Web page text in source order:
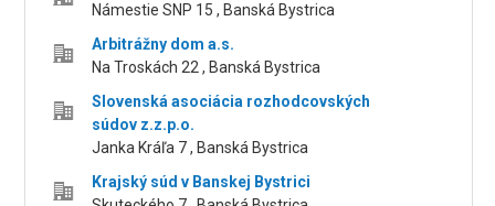
Námestie SNP 15 , Banská Bystrica
Arbitrážny dom a.s.
Na Troskách 22 , Banská Bystrica
Slovenská asociácia rozhodcovských
súdov z.z.p.o.
Janka Kráľa 7 , Banská Bystrica
Krajský súd v Banskej Bystrici